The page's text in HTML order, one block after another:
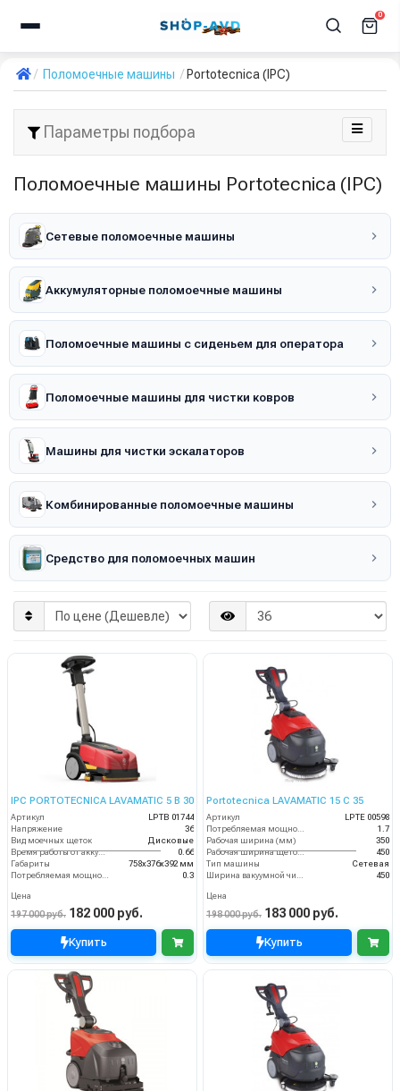
0
Поломоечные машины Portotecnica (IPC)
Параметры подбора
Поломоечные машины Portotecnica (IPC)
Сетевые поломоечные машины
Аккумуляторные поломоечные машины
Поломоечные машины с сиденьем для оператора
Поломоечные машины для чистки ковров
Машины для чистки эскалаторов
Комбинированные поломоечные машины
Средство для поломоечных машин
IPC PORTOTECNICA LAVAMATIC 5 B 30
Артикул
LPTB 01744
Напряжение
36
Вид моечных щеток
Дисковые
Время работы от аккумуляторов (ч)
0.66
Габариты
758х376х392 мм
0.3
Цена
197 000 руб. 182 000 руб.
Купить
Portotecnica LAVAMATIC 15 C 35
Артикул
LPTE 00598
1.7
Рабочая ширина (мм)
350
Рабочая ширина щеток (мм)
450
Тип машины
Сетевая
450
Цена
198 000 руб. 183 000 руб.
Купить